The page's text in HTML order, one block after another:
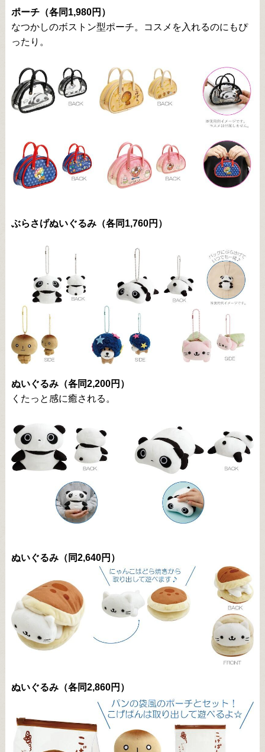
ポーチ（各同1,980円）
なつかしのボストン型ポーチ。コスメを入れるのにもぴ
ったり。
ぶらさげぬいぐるみ（各同1,760円）
ぬいぐるみ（各同2,200円）
くたっと感に癒される。
ぬいぐるみ（同2,640円）
ぬいぐるみ（各同2,860円）